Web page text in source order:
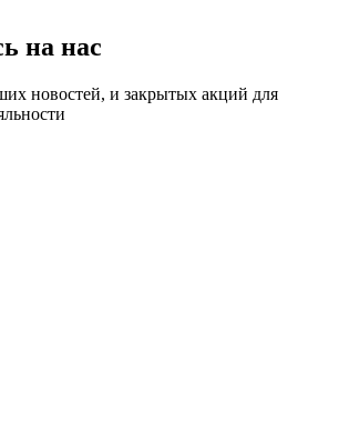
на нас
новостей, и закрытых акций для